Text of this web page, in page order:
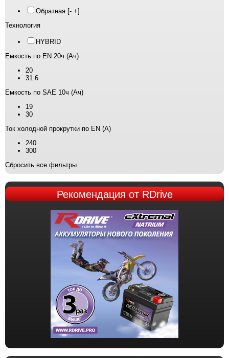
Обратная [- +]
Технология
HYBRID
Емкость по EN 20ч (Ач)
20
31.6
Емкость по SAE 10ч (Ач)
19
30
Ток холодной прокрутки по EN (А)
240
300
Сбросить все фильтры
Рекомендацияот RDrive